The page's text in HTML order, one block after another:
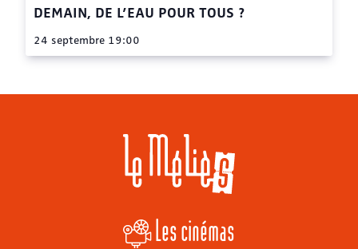
DEMAIN, DE L’EAU POUR TOUS ?
24 septembre 19:00
Les cinémas